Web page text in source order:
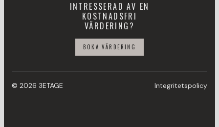
INTRESSERAD AV EN
KOSTNADSFRI
VÄRDERING?
BOKA VÄRDERING
© 2026 3ETAGE Integritetspolicy